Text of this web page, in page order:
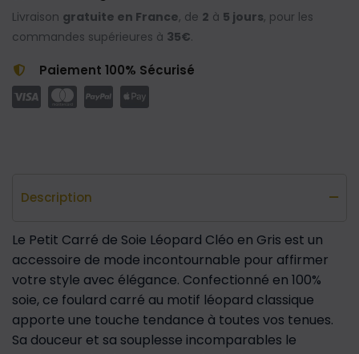
Livraison gratuite en France, de 2 à 5 jours, pour les
commandes supérieures à 35€.
Paiement 100% Sécurisé
Description
Le Petit Carré de Soie Léopard Cléo en Gris est un
accessoire de mode incontournable pour affirmer
votre style avec élégance. Confectionné en 100%
soie, ce foulard carré au motif léopard classique
apporte une touche tendance à toutes vos tenues.
Sa douceur et sa souplesse incomparables le